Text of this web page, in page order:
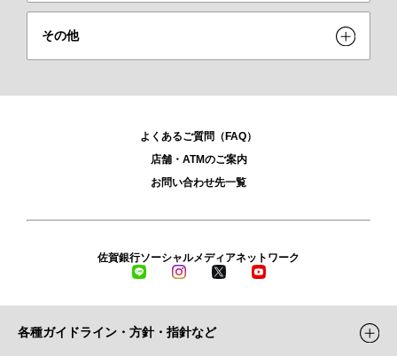
その他
よくあるご質問（FAQ）
店舗・ATMのご案内
お問い合わせ先一覧
佐賀銀行ソーシャルメディアネットワーク
LINE InstagramX
各種ガイドライン・方針・指針など